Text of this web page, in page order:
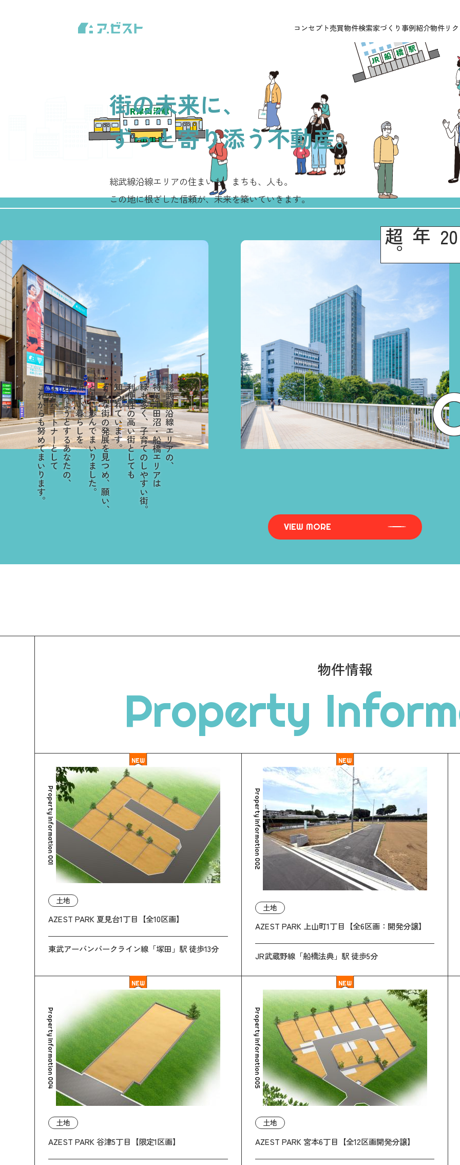
コンセプト売買物件検索家づくり 事例紹介物件リ
街の未来に、
ずっと寄り添う不動産。
総武線沿線エリアの住まいも、 まちも、人も。
この地に根ざした信頼が、未来を築いていきます。
年超
。
総武線沿線エリアの、
特に津田沼・船橋エリアは
緑も多く、子育てのしやすい街。
利便性の高い街としても
知られています。
そんな街の発展を見つめ、願い、
ともに歩んでまいりました。
新しい暮らしを
迎えようとするあなたの、
よきパートナーとして
これからも努めてまいります。
VIEW MORE
物件情報
Property
NEW
土地
AZEST PARK 夏見台1丁目【全10区画】
東武アーバンパークライン線「塚田」駅 徒歩13分
Property Information 001
NEW
土地
AZEST PARK 上山町1丁目【全6区画：開発分譲】
JR武蔵野線「船橋法典」駅 徒歩5分
Property Information 002
NEW
土地
AZEST PARK 谷津5丁目【限定1区画】
Property Information 004
NEW
土地
AZEST PARK 宮本6丁目【全12区画開発分譲】
Property Information 005